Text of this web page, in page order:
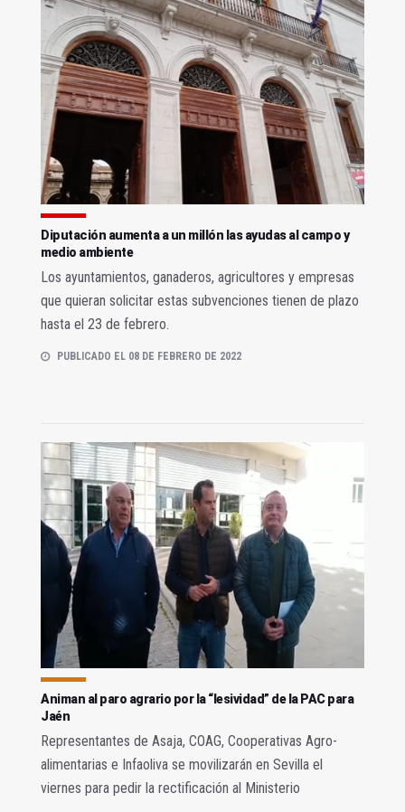
Diputación aumenta a un millón las ayudas al campo y
medio ambiente
Los ayuntamientos, ganaderos, agricultores y empresas
que quieran solicitar estas subvenciones tienen de plazo
hasta el 23 de febrero.
PUBLICADO EL 08 DE FEBRERO DE 2022
Animan al paro agrario por la “lesividad” de la PAC para
Jaén
Representantes de Asaja, COAG, Cooperativas Agro-
alimentarias e Infaoliva se movilizarán en Sevilla el
viernes para pedir la rectificación al Ministerio